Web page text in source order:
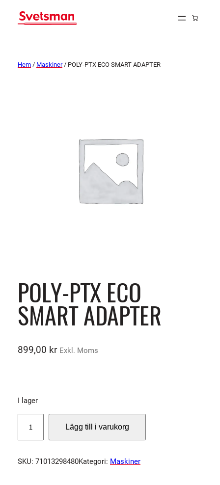
Hem / Maskiner/ POLY-PTX ECO SMART ADAPTER
POLY-PTX ECO
SMART ADAPTER
899,00 kr Exkl. Moms
I lager
L
-
Lägg till i varukorg
SKU: 71013298480Kategori: Maskiner